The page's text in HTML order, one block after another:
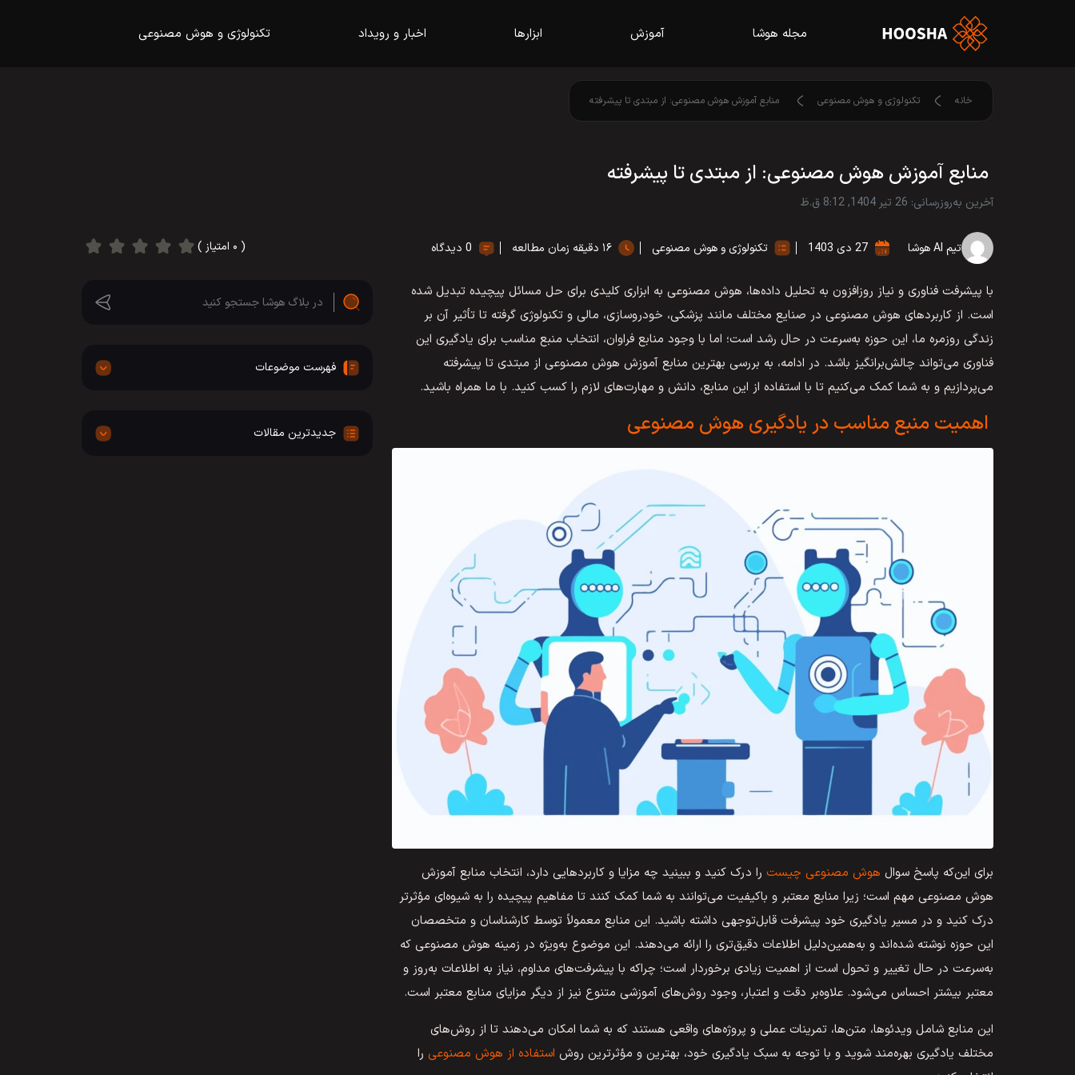
مجله هوشا آموزش ابزارها اخبار و رویداد تکنولوژی و هوش مصنوعی
خانه تکنولوژی و هوش مصنوعی منابع آموزش هوش مصنوعی: از مبتدی تا پیشرفته
منابع آموزش هوش مصنوعی: از مبتدی تا پیشرفته
آخرین به‌روزرسانی: 26 تیر 1404, 8:12 ق.ظ
تیم AI هوشا 27 دی 1403 تکنولوژی و هوش مصنوعی ۱۶ دقیقه زمان مطالعه 0 دیدگاه ( ۰ امتیاز )
با پیشرفت فناوری و نیاز روزافزون به تحلیل داده‌ها، هوش مصنوعی به ابزاری کلیدی برای حل مسائل پیچیده تبدیل شده
است. از کاربردهای هوش مصنوعی در صنایع مختلف مانند پزشکی، خودروسازی، مالی و تکنولوژی گرفته تا تأثیر آن بر
زندگی روزمره ما، این حوزه به‌سرعت در حال رشد است؛ اما با وجود منابع فراوان، انتخاب منبع مناسب برای یادگیری این
فناوری می‌تواند چالش‌برانگیز باشد. در ادامه، به‌ بررسی بهترین منابع آموزش هوش مصنوعی از مبتدی تا پیشرفته
می‌پردازیم و به شما کمک می‌کنیم تا با استفاده از این منابع، دانش و مهارت‌های لازم را کسب کنید. با ما همراه باشید.
اهمیت منبع مناسب در یادگیری هوش مصنوعی
برای این‌که پاسخ سوال هوش مصنوعی چیست را درک کنید و ببینید چه مزایا و کاربردهایی دارد، انتخاب منابع آموزش
هوش مصنوعی مهم است؛ زیرا منابع معتبر و باکیفیت می‌توانند به شما کمک کنند تا مفاهیم پیچیده را به شیوه‌ای مؤثرتر
درک کنید و در مسیر یادگیری خود پیشرفت قابل‌توجهی داشته باشید. این منابع معمولاً توسط کارشناسان و متخصصان
این حوزه نوشته شده‌اند و به‌همین‌دلیل اطلاعات دقیق‌تری را ارائه می‌دهند. این موضوع به‌ویژه در زمینه هوش مصنوعی که
به‌سرعت در حال تغییر و تحول است از اهمیت زیادی برخوردار است؛ چراکه با پیشرفت‌های مداوم، نیاز به اطلاعات به‌روز و
معتبر بیشتر احساس می‌شود. علاوه‌بر دقت و اعتبار، وجود روش‌های آموزشی متنوع نیز از دیگر مزایای منابع معتبر است.
این منابع شامل ویدئوها، متن‌ها، تمرینات عملی و پروژه‌های واقعی هستند که به شما امکان می‌دهند تا از روش‌های
مختلف یادگیری بهره‌مند شوید و با توجه به سبک یادگیری خود، بهترین و مؤثرترین روش استفاده از هوش مصنوعی را
فهرست موضوعات
جدیدترین مقالات